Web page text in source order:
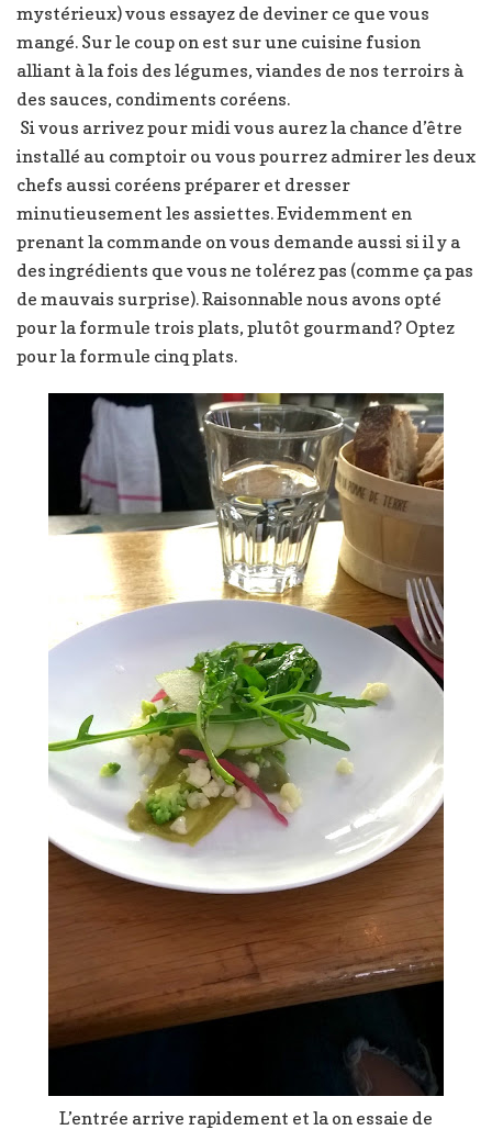
mystérieux) vous essayez de deviner ce que vous
mangé. Sur le coup on est sur une cuisine fusion
alliant à la fois des légumes, viandes de nos terroirs à
des sauces, condiments coréens.
Si vous arrivez pour midi vous aurez la chance d’être
installé au comptoir ou vous pourrez admirer les deux
chefs aussi coréens préparer et dresser
minutieusement les assiettes. Evidemment en
prenant la commande on vous demande aussi si il y a
des ingrédients que vous ne tolérez pas (comme ça pas
de mauvais surprise). Raisonnable nous avons opté
pour la formule trois plats, plutôt gourmand? Optez
pour la formule cinq plats.
L’entrée arrive rapidement et la on essaie de